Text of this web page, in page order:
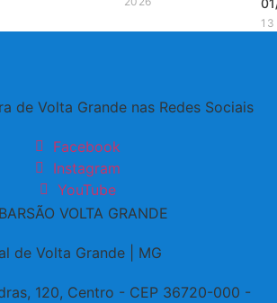
13
de Volta Grande nas Redes Sociais
Facebook
Instagram
YouTube
de Volta Grande | MG
120, Centro - CEP 36720-000 -